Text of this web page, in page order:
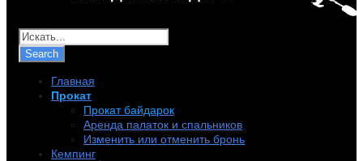
Главная
Прокат
Прокат байдарок
Аренда палаток и спальников
Изменить или отменить бронь
Кемпинг